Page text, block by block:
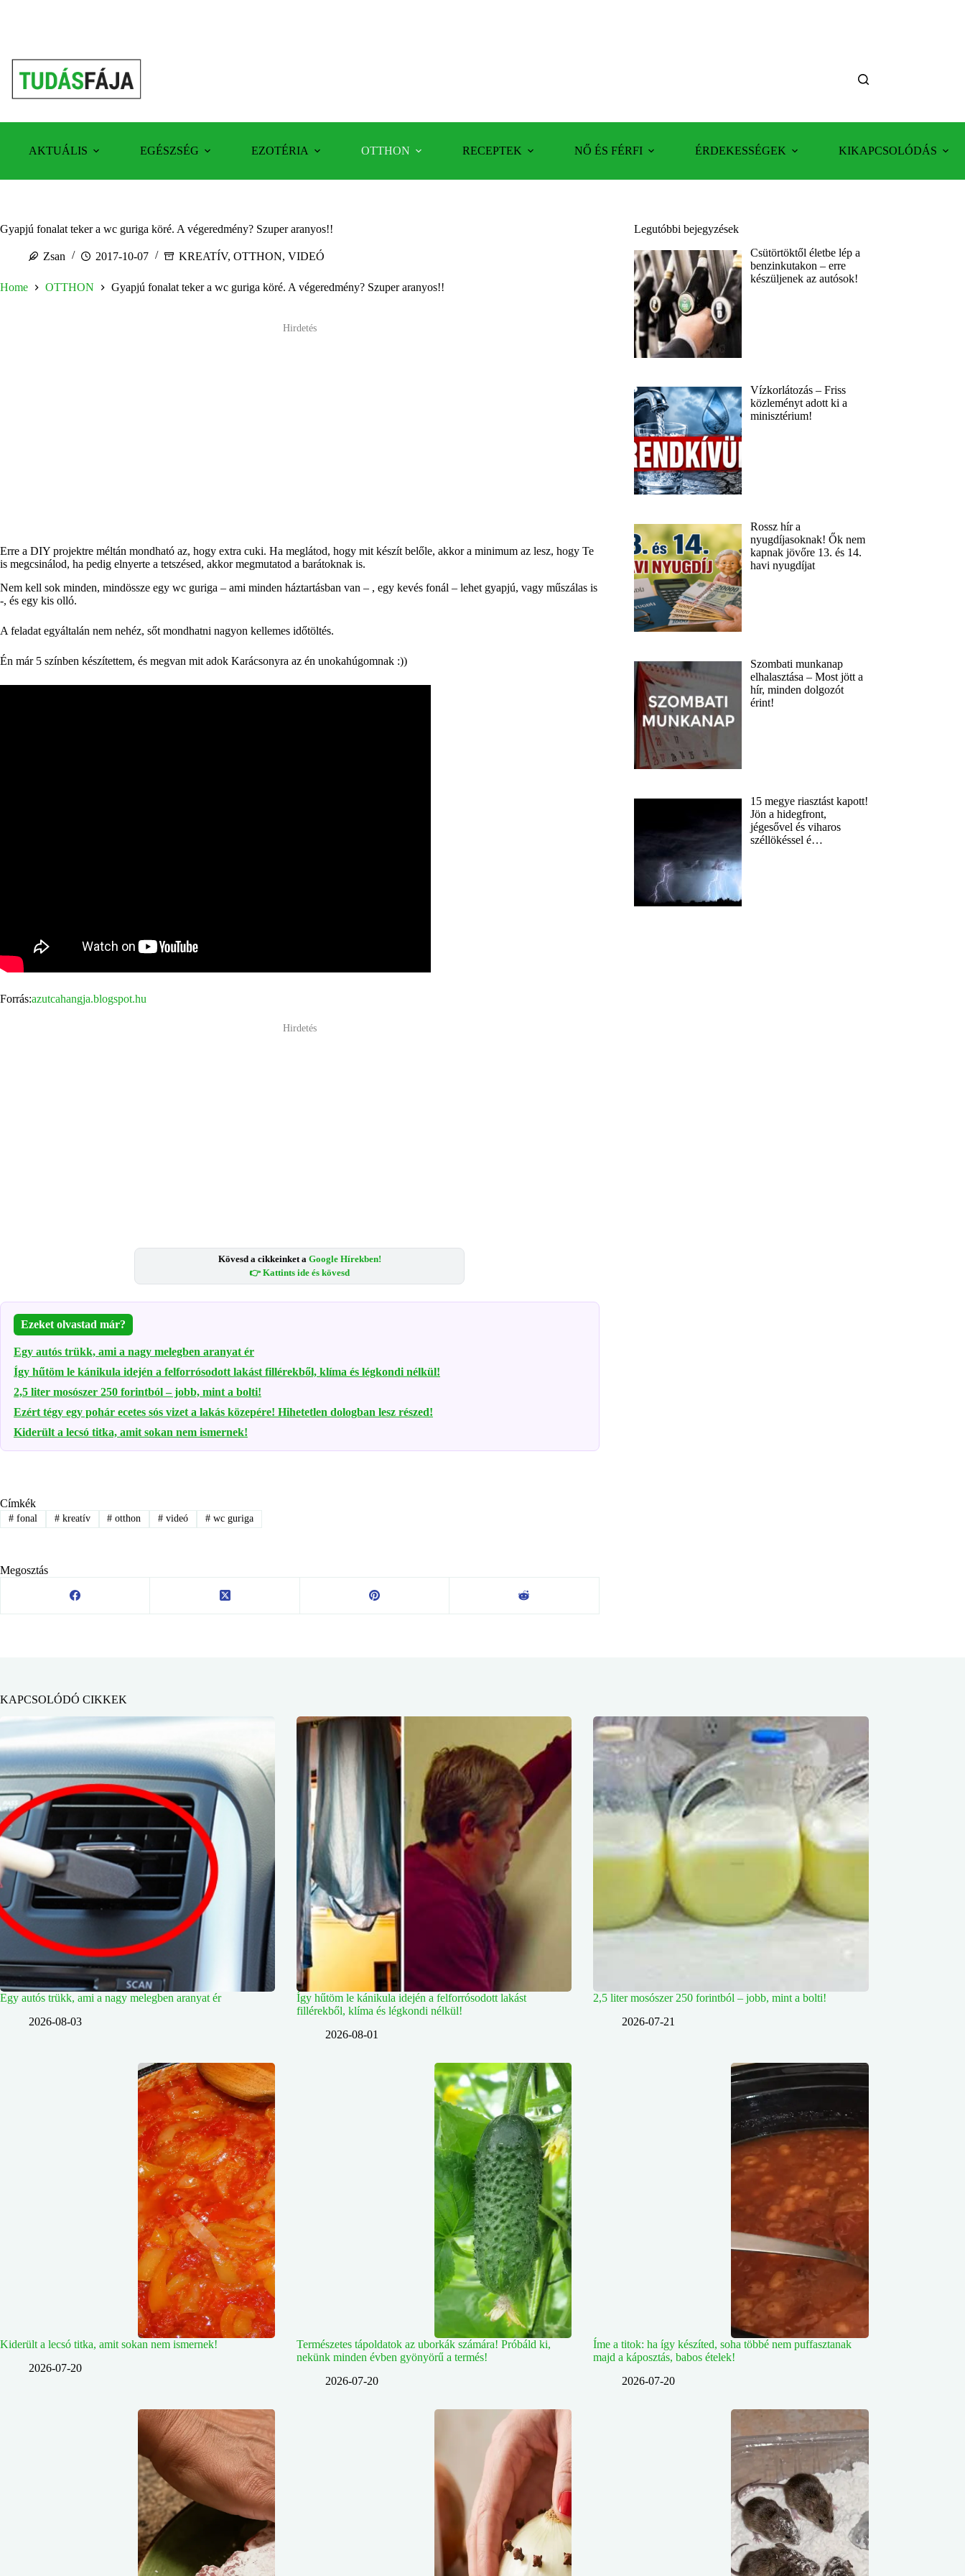
AKTUÁLIS EGÉSZSÉG EZOTÉRIA OTTHON RECEPTEK NŐ ÉS FÉRFI ÉRDEKESSÉGEK KIKAPCSOLÓDÁS
Gyapjú fonalat teker a wc guriga köré. A végeredmény? Szuper aranyos!!
Zsan 2017-10-07 KREATÍV, OTTHON, VIDEÓ
Home OTTHON Gyapjú fonalat teker a wc guriga köré. A végeredmény? Szuper aranyos!!
Hirdetés
Erre a DIY projektre méltán mondható az, hogy extra cuki. Ha meglátod, hogy mit készít belőle, akkor a minimum az lesz, hogy Te
is megcsinálod, ha pedig elnyerte a tetszésed, akkor megmutatod a barátoknak is.
Nem kell sok minden, mindössze egy wc guriga – ami minden háztartásban van – , egy kevés fonál – lehet gyapjú, vagy műszálas is
-, és egy kis olló.
A feladat egyáltalán nem nehéz, sőt mondhatni nagyon kellemes időtöltés.
Én már 5 színben készítettem, és megvan mit adok Karácsonyra az én unokahúgomnak :))
Forrás:azutcahangja.blogspot.hu
Hirdetés
Kövesd a cikkeinket a Google Hírekben!
👉 Kattints ide és kövesd
Ezeket olvastad már?
Egy autós trükk, ami a nagy melegben aranyat ér
Így hűtöm le kánikula idején a felforrósodott lakást fillérekből, klíma és légkondi nélkül!
2,5 liter mosószer 250 forintból – jobb, mint a bolti!
Ezért tégy egy pohár ecetes sós vizet a lakás közepére! Hihetetlen dologban lesz részed!
Kiderült a lecsó titka, amit sokan nem ismernek!
Címkék
#fonal #kreatív # otthon # videó # wc guriga
Megosztás
Legutóbbi bejegyzések
Csütörtöktől életbe lép a
benzinkutakon – erre
készüljenek az autósok!
Vízkorlátozás – Friss
közleményt adott ki a
minisztérium!
Rossz hír a
nyugdíjasoknak! Ők nem
kapnak jövőre 13. és 14.
havi nyugdíjat
Szombati munkanap
elhalasztása – Most jött a
hír, minden dolgozót
érint!
15 megye riasztást kapott!
Jön a hidegfront,
jégesővel és viharos
széllökéssel é…
KAPCSOLÓDÓ CIKKEK
Egy autós trükk, ami a nagy melegben aranyat ér
2026-08-03
Így hűtöm le kánikula idején a felforrósodott lakást
fillérekből, klíma és légkondi nélkül!
2026-08-01
2,5 liter mosószer 250 forintból – jobb, mint a bolti!
2026-07-21
Kiderült a lecsó titka, amit sokan nem ismernek!
2026-07-20
Természetes tápoldatok az uborkák számára! Próbáld ki,
nekünk minden évben gyönyörű a termés!
2026-07-20
Íme a titok: ha így készíted, soha többé nem puffasztanak
majd a káposztás, babos ételek!
2026-07-20